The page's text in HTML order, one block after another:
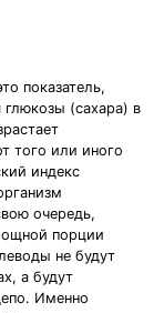
показатель,
(сахара) в
того или иного
индекс
очередь,
порции
не будут
а будут
Именно